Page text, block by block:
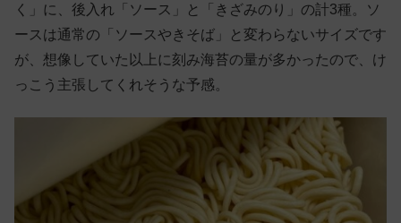
く」に、後入れ「ソース」と「きざみのり」の計3種。ソ
ースは通常の「ソースやきそば」と変わらないサイズです
が、想像していた以上に刻み海苔の量が多かったので、け
っこう主張してくれそうな予感。